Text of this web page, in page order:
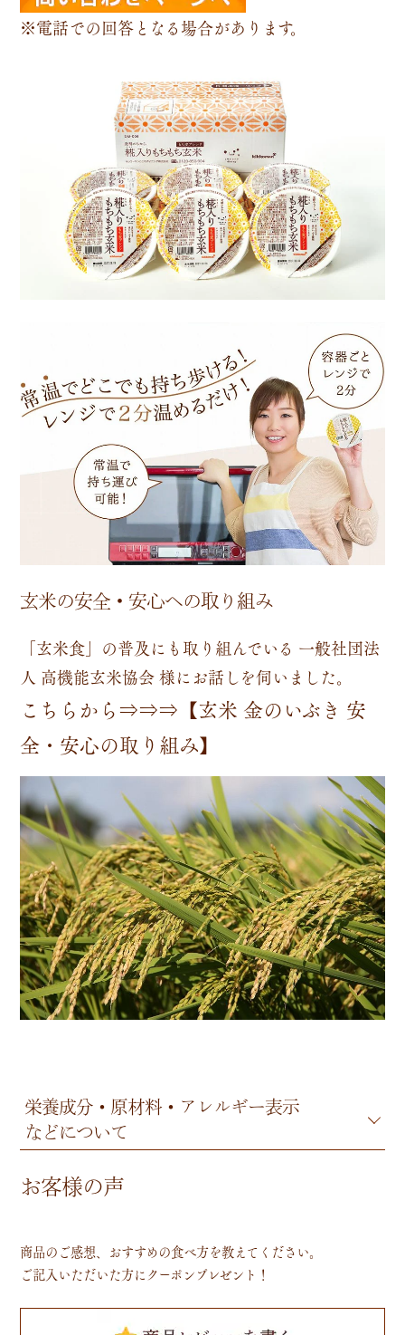
※電話での回答となる場合があります。
玄米の安全・安心への取り組み
「玄米食」の普及にも取り組んでいる 一般社団法
人 高機能玄米協会 様にお話しを伺いました。
こちらから⇒⇒⇒【玄米 金のいぶき 安
全・安心の取り組み】
栄養成分・原材料・アレルギー表示
などについて
お客様の声
商品のご感想、おすすめの食べ方を教えてください。
ご記入いただいた方にクーポンプレゼント！